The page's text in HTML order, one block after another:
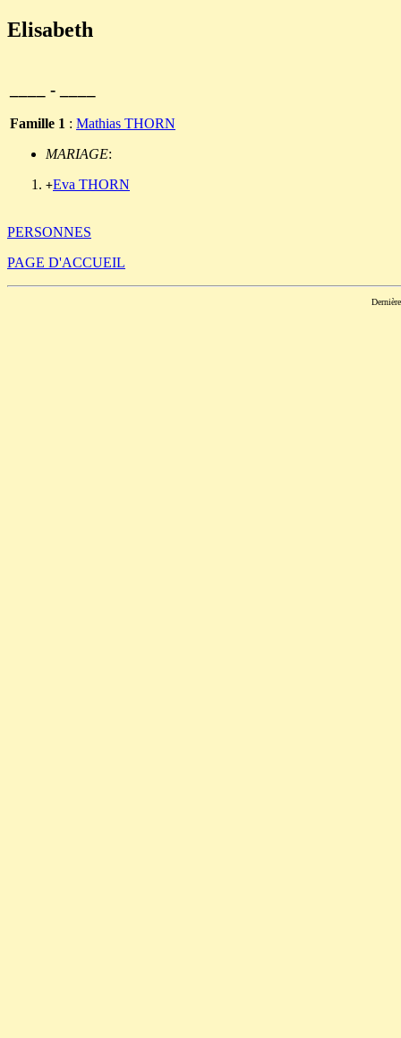
Elisabeth
____ - ____
Famille 1 : Mathias THORN
MARIAGE:
+Eva THORN
PERSONNES
PAGE D'ACCUEIL